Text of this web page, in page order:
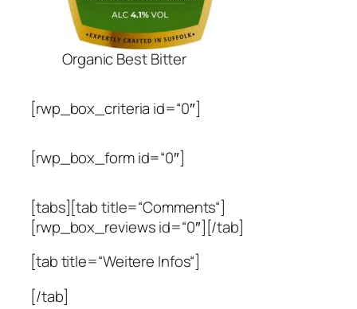
Organic Best Bitter
[rwp_box_criteria id=“0″]
[rwp_box_form id=“0″]
[tabs][tab title=“Comments“]
[rwp_box_reviews id=“0″][/tab]
[tab title=“Weitere Infos“]
[/tab]